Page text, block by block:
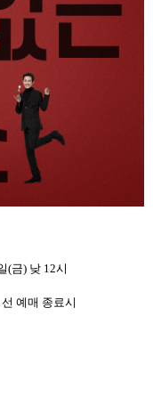
(금) 낮 12시
선 예매 종료시